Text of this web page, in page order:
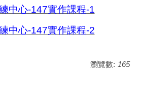
中心-147實作課程-1
中心-147實作課程-2
瀏覽數: 165